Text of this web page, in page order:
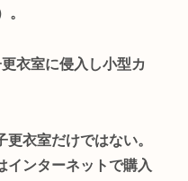
。
衣室に侵入し小型カ
衣室だけではない。
インターネットで購入